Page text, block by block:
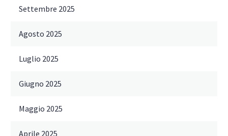
Settembre 2025
Agosto 2025
Luglio 2025
Giugno 2025
Maggio 2025
Aprile 2025